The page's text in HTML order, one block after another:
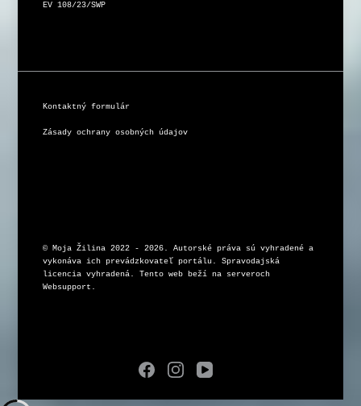
EV 108/23/SWP
Kontaktný formulár
Zásady ochrany osobných údajov
© Moja Žilina 2022 - 2026. Autorské práva sú vyhradené a
vykonáva ich prevádzkovateľ portálu. Spravodajská
licencia vyhradená. Tento web beží na serveroch